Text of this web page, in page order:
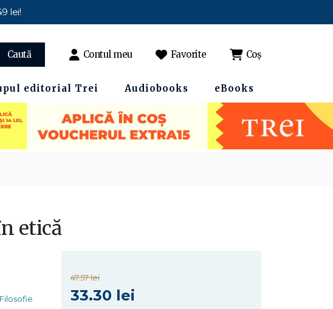
lei!
Caută Contul meu Favorite Coș
editorial Trei Audiobooks eBooks
etică
Filosofie
47.57 lei
33.30 lei